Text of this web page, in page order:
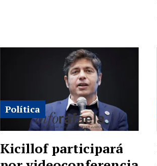
Kicillof participará
Política